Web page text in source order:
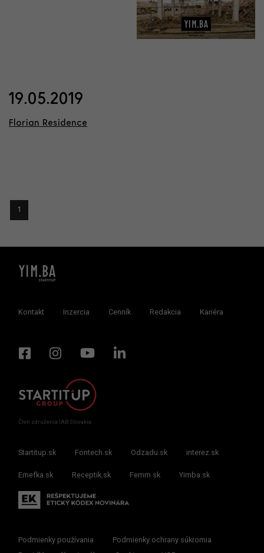
19.05.2019
Florian Residence
1
Kontakt Inzercia Cenník Redakcia Kariéra
Člen združenia IAB Slovakia
Startitup.sk Fontech.sk Odzadu.sk interez.sk
Emefka.sk Receptik.sk Femm.sk Yimba.sk
Podmienky používania
Podmienky ochrany súkromia